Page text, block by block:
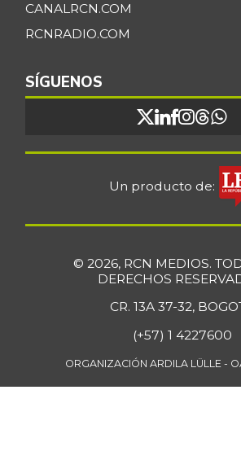
CANALRCN.COM
RCNRADIO.COM
SÍGUENOS
Un producto de:
© 2026, RCN MEDIOS.
DERECHOS
CR. 13A 37-32,
(+57) 1 4227600
ORGANIZACIÓN ARDILA LÜLLE -